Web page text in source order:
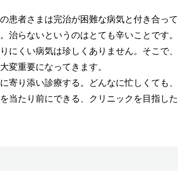
患者さまは完治が困難な病気と付き合っ
治らないというのはとても辛いことです
にくい病気は珍しくありません。そこで
変重要になってきます。
寄り添い診療する。どんなに忙しくても
当たり前にできる、クリニックを目指し